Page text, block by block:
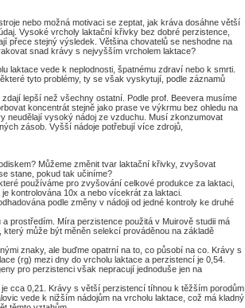
nebo možná motivaci se zeptat, jak kráva dosáhne větší
Vysoké vrcholy laktační křivky bez dobré perzistence,
přece stejný výsledek. Většina chovatelů se neshodne na
snad krávy s nejvyšším vrcholem laktace?
laktace vede k neplodnosti, špatnému zdraví nebo k smrti.
tyto problémy, ty se však vyskytují, podle záznamů
lepší než všechny ostatní. Podle prof. Beevera musíme
koncentrát stejně jako prase ve výkrmu bez ohledu na
neudělají vysoký nádoj ze vzduchu. Musí zkonzumovat
zásob. Vyšší nádoje potřebují více zdrojů,
Můžeme změnit tvar laktační křivky, zvyšovat
stane, pokud tak učiníme?
používáme pro zvyšování celkové produkce za laktaci,
kontrolována 10x a nebo vícekrát za laktaci.
podle změny v nádoji od jedné kontroly ke druhé
prostředím. Míra perzistence použitá v Muirově studii má
může být měněn selekcí prováděnou na základě
znaky, ale buďme opatrní na to, co působí na co. Krávy s
(rg) mezi dny do vrcholu laktace a perzistencí je 0,54.
pro perzistenci však nepracují jednoduše jen na
cca 0,21. Krávy s větší perzistencí tíhnou k těžším porodům
vede k nižším nádojům na vrcholu laktace, což má kladný